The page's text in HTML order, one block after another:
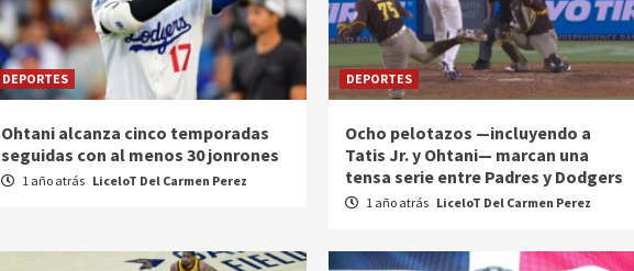
DEPORTES
Ohtani alcanza cinco temporadas
seguidas con al menos 30 jonrones
1 año atrás LiceloT Del Carmen Perez
DEPORTES
Ocho pelotazos —incluyendo a
Tatis Jr. y Ohtani— marcan una
tensa serie entre Padres y Dodgers
1 año atrás LiceloT Del Carmen Perez